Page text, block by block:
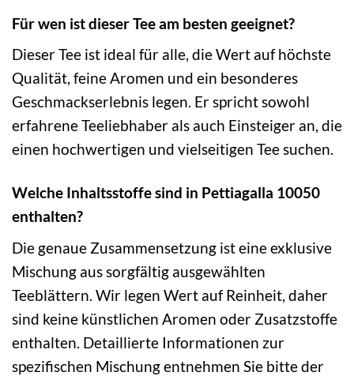
Für wen ist dieser Tee am besten geeignet?
Dieser Tee ist ideal für alle, die Wert auf höchste
Qualität, feine Aromen und ein besonderes
Geschmackserlebnis legen. Er spricht sowohl
erfahrene Teeliebhaber als auch Einsteiger an, die
einen hochwertigen und vielseitigen Tee suchen.
Welche Inhaltsstoffe sind in Pettiagalla 10050
enthalten?
Die genaue Zusammensetzung ist eine exklusive
Mischung aus sorgfältig ausgewählten
Teeblättern. Wir legen Wert auf Reinheit, daher
sind keine künstlichen Aromen oder Zusatzstoffe
enthalten. Detaillierte Informationen zur
spezifischen Mischung entnehmen Sie bitte der